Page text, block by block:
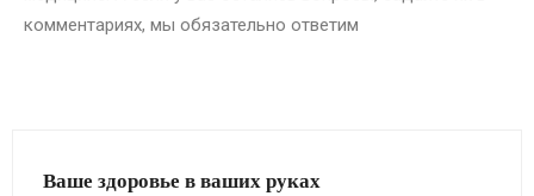
комментариях, мы обязательно ответим
Ваше здоровье в ваших руках